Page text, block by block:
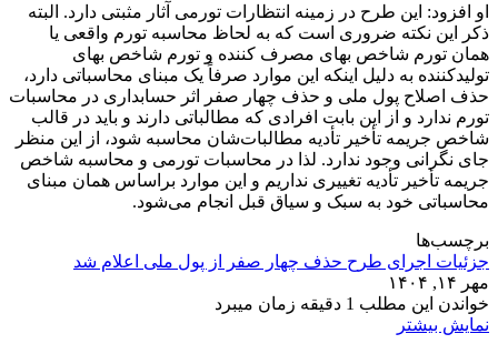
او افزود: این طرح در زمینه انتظارات تورمی آثار مثبتی دارد. البته
ذکر این نکته ضروری است که به لحاظ محاسبه تورم واقعی یا
همان تورم شاخص بهای مصرف کننده و تورم شاخص بهای
تولیدکننده به دلیل اینکه این موارد صرفاً یک مبنای محاسباتی دارد،
حذف اصلاح پول ملی و حذف چهار صفر اثر حسابداری در محاسبات
تورم ندارد و از این بابت افرادی که مطالباتی دارند و باید در قالب
شاخص جریمه تأخیر تأدیه مطالبات‌شان محاسبه شود، از این منظر
جای نگرانی وجود ندارد. لذا در محاسبات تورمی و محاسبه شاخص
جریمه تأخیر تأدیه تغییری نداریم و این موارد براساس همان مبنای
محاسباتی خود به سبک و سیاق قبل انجام می‌شود.
برچسب‌ها
جزئیات اجرای طرح حذف چهار صفر از پول ملی اعلام شد
مهر ۱۴, ۱۴۰۴
خواندن این مطلب 1 دقیقه زمان میبرد
نمایش بیشتر